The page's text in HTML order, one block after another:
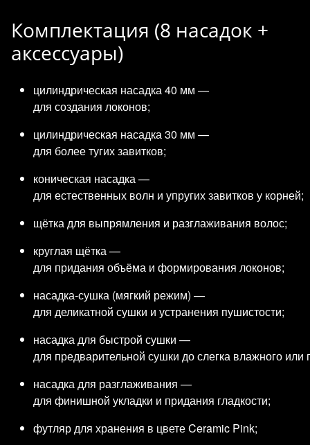
Комплектация (8 насадок +
аксессуары)
цилиндрическая насадка 40 мм —
для создания локонов;
цилиндрическая насадка 30 мм —
для более тугих завитков;
коническая насадка —
для естественных волн и упругих завитков у корней;
щётка для выпрямления и разглаживания волос;
круглая щётка —
для придания объёма и формирования локонов;
насадка‑сушка (мягкий режим) —
для деликатной сушки и устранения пушистости;
насадка для быстрой сушки —
для предварительной сушки до слегка влажного или
насадка для разглаживания —
для финишной укладки и придания гладкости;
футляр для хранения в цвете Ceramic Pink;